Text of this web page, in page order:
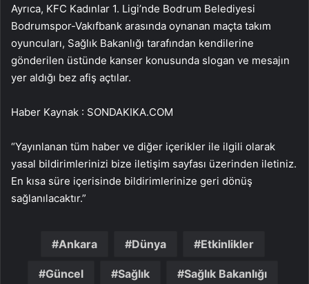
Ayrıca, KFC Kadınlar 1. Ligi’nde Bodrum Belediyesi
Bodrumspor-Vakıfbank arasında oynanan maçta takım
oyuncuları, Sağlık Bakanlığı tarafından kendilerine
gönderilen üstünde kanser konusunda slogan ve mesajın
yer aldığı bez afiş açtılar.
Haber Kaynak : SONDAKIKA.COM
“Yayınlanan tüm haber ve diğer içerikler ile ilgili olarak
yasal bildirimlerinizi bize iletişim sayfası üzerinden iletiniz.
En kısa süre içerisinde bildirimlerinize geri dönüş
sağlanılacaktır.”
Ankara Dünya Etkinlikler
Güncel Sağlık Sağlık Bakanlığı